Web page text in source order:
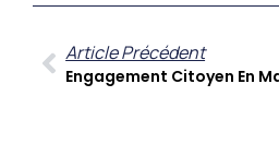
Article Précédent